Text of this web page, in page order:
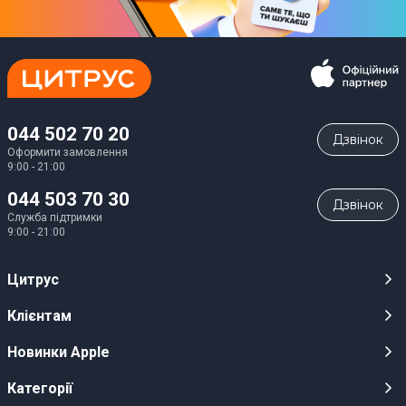
044 502 70 20
Оформити замовлення
9:00 - 21:00
Дзвiнок
044 503 70 30
Служба підтримки
9:00 - 21:00
Дзвiнок
Цитрус
Кар’єра
Оптовим клієнтам
Клієнтам
Публічні оферти
Новинки Apple
iPhone 17
Категорії